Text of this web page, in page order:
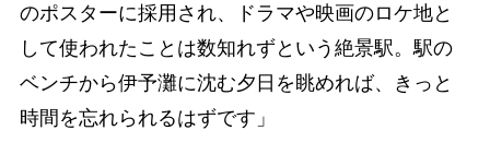
のポスターに採用され、ドラマや映画のロケ地と
して使われたことは数知れずという絶景駅。駅の
ベンチから伊予灘に沈む夕日を眺めれば、きっと
時間を忘れられるはずです」